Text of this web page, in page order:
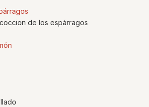
de los espárragos